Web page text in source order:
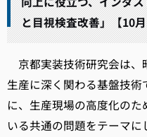
と目視検査改善」【10月
京都実装技術研究会は、
生産に深く関わる基盤技
に、生産現場の高度化の
いる共通の問題をテーマ